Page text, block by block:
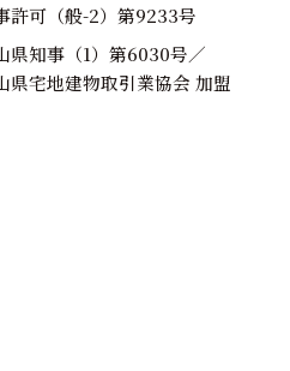
許可（般-2）第9233号
県知事（1）第6030号／
県宅地建物取引業協会 加盟